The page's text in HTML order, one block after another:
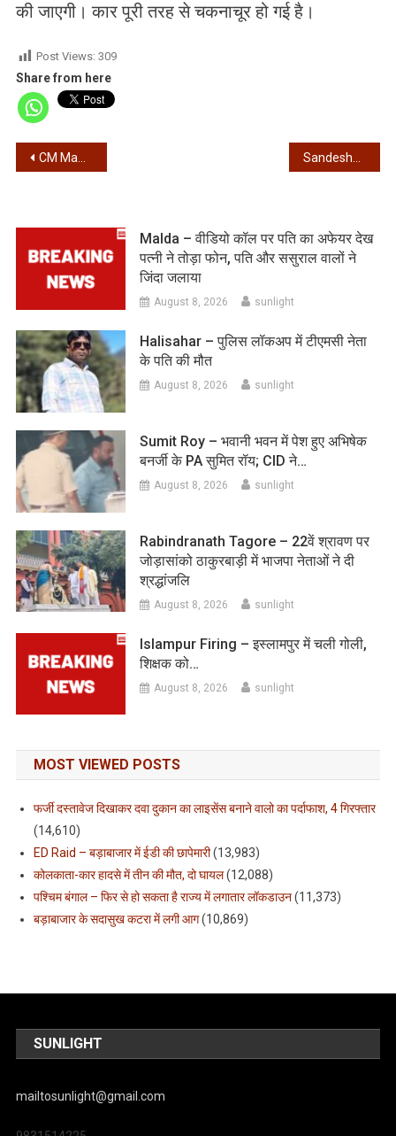
की जाएगी। कार पूरी तरह से चकनाचूर हो गई है।
Post Views: 309
Share from here
Post
CM Mamata Banerjee on 100 days job work – 100 दिन के रोजगार पर केंद्र की तीन शर्त, सीएम ने मंच से फाड़ी केंद्र की चिट्ठी
Malda – वीडियो कॉल पर पति का अफेयर देख
पत्नी ने तोड़ा फोन, पति और ससुराल वालों ने
जिंदा जलाया
August 8, 2026 sunlight
Halisahar – पुलिस लॉकअप में टीएमसी नेता
के पति की मौत
August 8, 2026 sunlight
Sumit Roy – भवानी भवन में पेश हुए अभिषेक
बनर्जी के PA सुमित रॉय; CID ने…
August 8, 2026 sunlight
Rabindranath Tagore – 22वें श्रावण पर
जोड़ासांको ठाकुरबाड़ी में भाजपा नेताओं ने दी
श्रद्धांजलि
August 8, 2026 sunlight
Islampur Firing – इस्लामपुर में चली गोली,
शिक्षक को…
August 8, 2026 sunlight
MOST VIEWED POSTS
फर्जी दस्तावेज दिखाकर दवा दुकान का लाइसेंस बनाने वालो का पर्दाफाश, 4 गिरफ्तार
(14,610)
ED Raid – बड़ाबाजार में ईडी की छापेमारी(13,983)
कोलकाता-कार हादसे में तीन की मौत, दो घायल(12,088)
पश्चिम बंगाल – फिर से हो सकता है राज्य में लगातार लॉकडाउन(11,373)
बड़ाबाजार के सदासुख कटरा में लगी आग(10,869)
SUNLIGHT
mailtosunlight@gmail.com